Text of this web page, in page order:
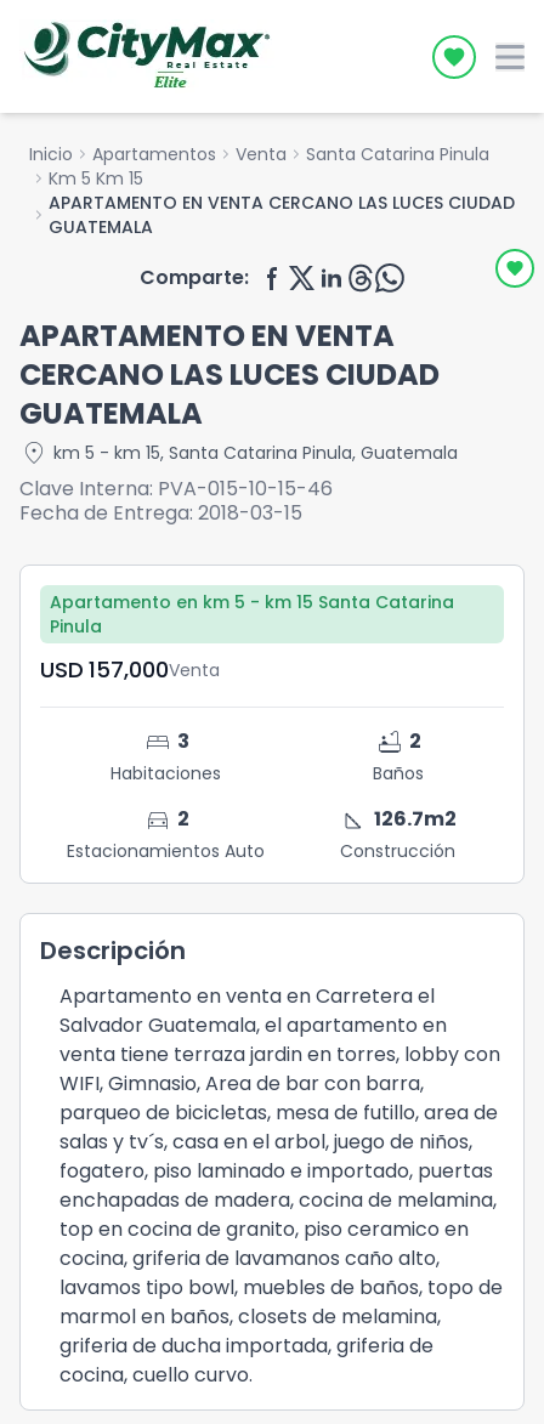
Icon
Inicio chevron_right Apartamentos chevron_right Venta chevron_right Santa Catarina Pinula
chevron_right Km 5 Km 15
chevron_right APARTAMENTO EN VENTA CERCANO LAS LUCES CIUDAD
GUATEMALA
Comparte:
APARTAMENTO EN VENTA
CERCANO LAS LUCES CIUDAD
GUATEMALA
location_on km 5 - km 15, Santa Catarina Pinula, Guatemala
Clave Interna: PVA-015-10-15-46
Fecha de Entrega: 2018-03-15
Apartamento en km 5 - km 15 Santa Catarina
Pinula
USD	157,000Venta
bed 3
Habitaciones
bathtub 2
Baños
directions_car 2
Estacionamientos Auto
square_foot 126.7m2
Construcción
Descripción
Apartamento en venta en Carretera el
Salvador Guatemala, el apartamento en
venta tiene terraza jardin en torres, lobby con
WIFI, Gimnasio, Area de bar con barra,
parqueo de bicicletas, mesa de futillo, area de
salas y tv´s, casa en el arbol, juego de niños,
fogatero, piso laminado e importado, puertas
enchapadas de madera, cocina de melamina,
top en cocina de granito, piso ceramico en
cocina, griferia de lavamanos caño alto,
lavamos tipo bowl, muebles de baños, topo de
marmol en baños, closets de melamina,
griferia de ducha importada, griferia de
cocina, cuello curvo.